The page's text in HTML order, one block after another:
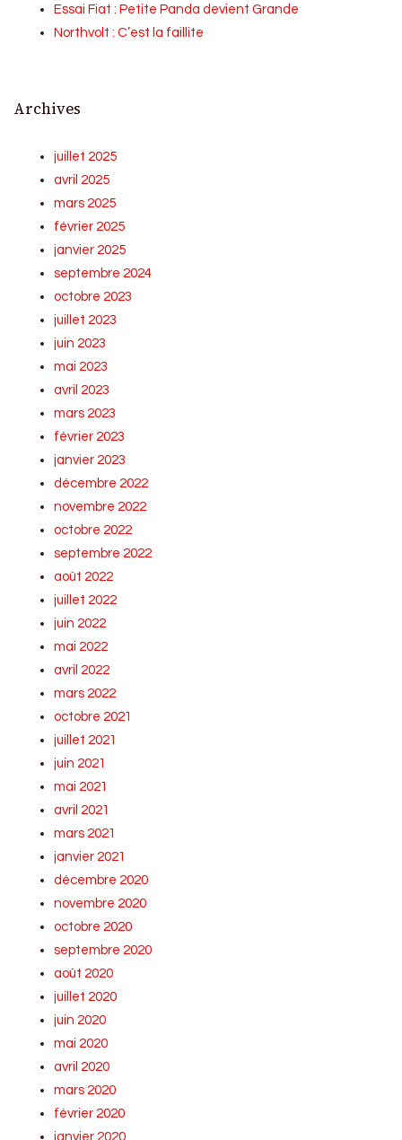
Essai Fiat : Petite Panda devient Grande
Northvolt : C’est la faillite
Archives
juillet 2025
avril 2025
mars 2025
février 2025
janvier 2025
septembre 2024
octobre 2023
juillet 2023
juin 2023
mai 2023
avril 2023
mars 2023
février 2023
janvier 2023
décembre 2022
novembre 2022
octobre 2022
septembre 2022
août 2022
juillet 2022
juin 2022
mai 2022
avril 2022
mars 2022
octobre 2021
juillet 2021
juin 2021
mai 2021
avril 2021
mars 2021
janvier 2021
décembre 2020
novembre 2020
octobre 2020
septembre 2020
août 2020
juillet 2020
juin 2020
mai 2020
avril 2020
mars 2020
février 2020
janvier 2020